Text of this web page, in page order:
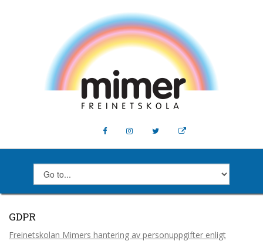
GDPR
Freinetskolan Mimers hantering av personuppgifter enligt